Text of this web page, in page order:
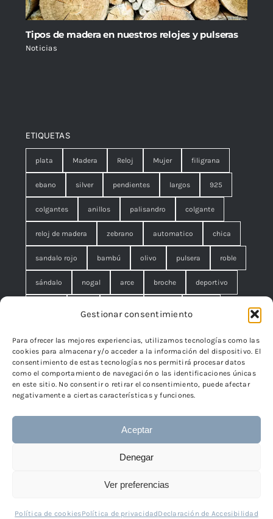
Gestionar consentimiento
Para ofrecer las mejores experiencias, utilizamos tecnologías como las
cookies para almacenar y/o acceder a la información del dispositivo. El
consentimiento de estas tecnologías nos permitirá procesar datos
como el comportamiento de navegación o las identificaciones únicas
en este sitio. No consentir o retirar el consentimiento, puede afectar
negativamente a ciertas características y funciones.
Aceptar
Denegar
Ver preferencias
Política de cookiesPolítica de privacidadDeclaración de Accesibilidad
Tipos de madera en nuestros relojes y pulseras
Noticias
ETIQUETAS
plata Madera Reloj Mujer filigrana
ebano silver pendientes largos 925
colgantes anillos palisandro colgante
reloj de madera zebrano automatico chica
sandalo rojo bambú olivo pulsera roble
sándalo nogal arce broche deportivo
brazalete cuadrado rombo filigrana. broche
cisne edelweiss
© 2024 - 2026 • TicSilver